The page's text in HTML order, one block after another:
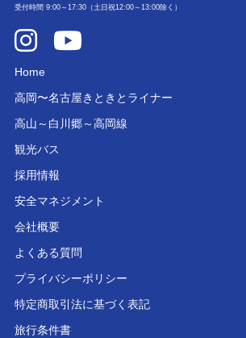
受付時間 9:00～17:30（土日祝12:00～13:00除く）
Home
高岡〜名古屋きときとライナー
高山～白川郷～高岡線
観光バス
採用情報
安全マネジメント
会社概要
よくある質問
プライバシーポリシー
特定商取引法に基づく表記
旅行条件書